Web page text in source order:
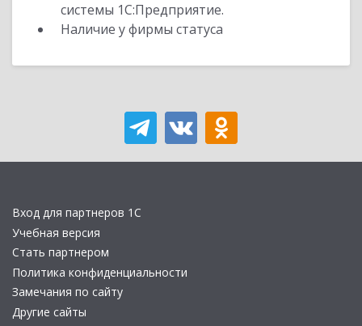
системы 1С:Предприятие.
Наличие у фирмы статуса
Вход для партнеров 1С
Учебная версия
Стать партнером
Политика конфиденциальности
Замечания по сайту
Другие сайты